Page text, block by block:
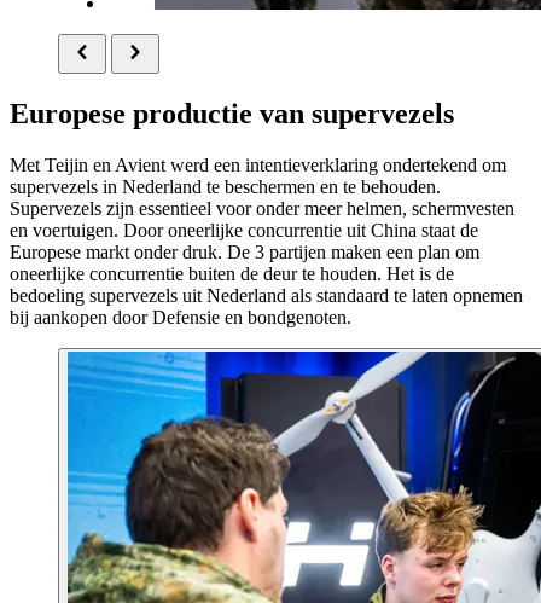
Europese productie van supervezels
Met Teijin en Avient werd een intentieverklaring ondertekend om
supervezels in Nederland te beschermen en te behouden.
Supervezels zijn essentieel voor onder meer helmen, schermvesten
en voertuigen. Door oneerlijke concurrentie uit China staat de
Europese markt onder druk. De 3 partijen maken een plan om
oneerlijke concurrentie buiten de deur te houden. Het is de
bedoeling supervezels uit Nederland als standaard te laten opnemen
bij aankopen door Defensie en bondgenoten.